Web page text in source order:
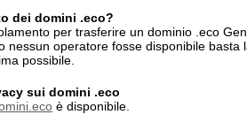
dei domini .eco?
per trasferire un dominio .eco
nessun operatore fosse disponibile basta
possibile.
sui domini .eco
è disponibile.